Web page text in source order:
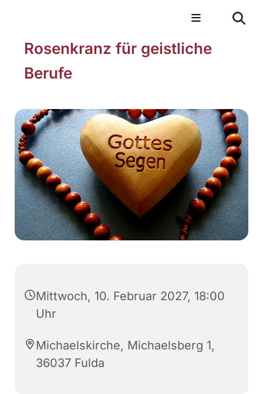
Rosenkranz für geistliche
Berufe
Mittwoch, 10. Februar 2027, 18:00
Uhr
Michaelskirche, Michaelsberg 1,
36037 Fulda